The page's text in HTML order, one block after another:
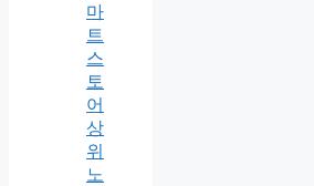
마
트
스
토
어
상
위
노